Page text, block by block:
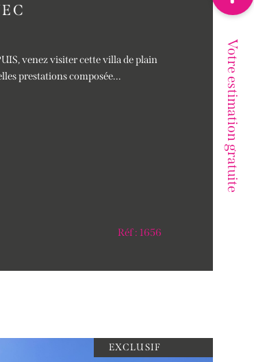
Votre estimation gratuite
venez visiter cette villa de plain
prestations composée...
Réf : 1656
EXCLUSIF